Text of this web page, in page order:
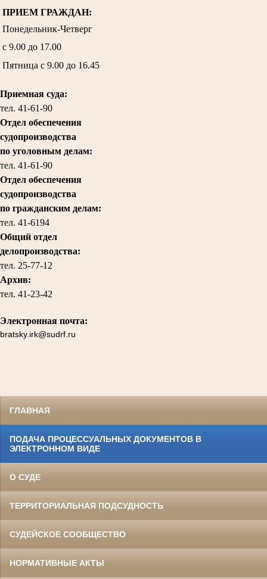
ПРИЕМ ГРАЖДАН:
Понедельник-Четверг
с 9.00 до 17.00
Пятница с 9.00 до 16.45
Приемная суда:
тел. 41-61-90
Отдел обеспечения
судопроизводства
по уголовным делам:
тел. 41-61-90
Отдел обеспечения
судопроизводства
по гражданским делам:
тел. 41-6194
Общий отдел
делопроизводства:
тел. 25-77-12
Архив:
тел. 41-23-42
Электронная почта:
bratsky.irk@sudrf.ru
ГЛАВНАЯ
ПОДАЧА ПРОЦЕССУАЛЬНЫХ ДОКУМЕНТОВ В
ЭЛЕКТРОННОМ ВИДЕ
О СУДЕ
ТЕРРИТОРИАЛЬНАЯ ПОДСУДНОСТЬ
СУДЕЙСКОЕ СООБЩЕСТВО
НОРМАТИВНЫЕ АКТЫ